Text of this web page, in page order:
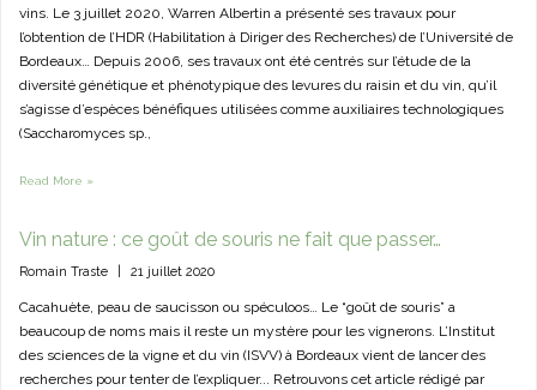
vins. Le 3 juillet 2020, Warren Albertin a présenté ses travaux pour
l’obtention de l’HDR (Habilitation à Diriger des Recherches) de l’Université de
Bordeaux… Depuis 2006, ses travaux ont été centrés sur l’étude de la
diversité génétique et phénotypique des levures du raisin et du vin, qu’il
s’agisse d’espèces bénéfiques utilisées comme auxiliaires technologiques
(Saccharomyces sp.,
Read More »
Vin nature : ce goût de souris ne fait que passer…
Romain Traste 21 juillet 2020
Cacahuète, peau de saucisson ou spéculoos… Le “goût de souris” a
beaucoup de noms mais il reste un mystère pour les vignerons. L’Institut
des sciences de la vigne et du vin (ISVV) à Bordeaux vient de lancer des
recherches pour tenter de l’expliquer... Retrouvons cet article rédigé par